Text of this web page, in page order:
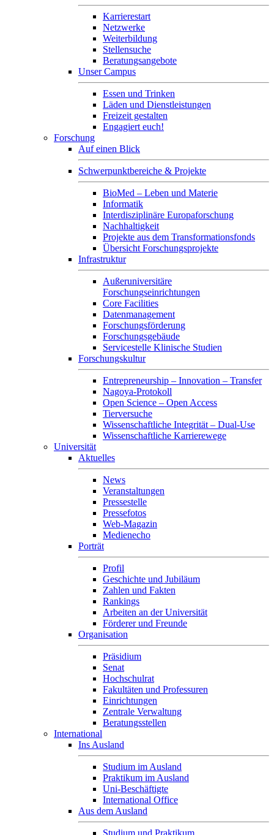
Karrierestart
Netzwerke
Weiterbildung
Stellensuche
Beratungsangebote
Unser Campus
Essen und Trinken
Läden und Dienstleistungen
Freizeit gestalten
Engagiert euch!
Forschung
Auf einen Blick
Schwerpunktbereiche & Projekte
BioMed – Leben und Materie
Informatik
Interdisziplinäre Europaforschung
Nachhaltigkeit
Projekte aus dem Transformationsfonds
Übersicht Forschungsprojekte
Infrastruktur
Außeruniversitäre
Forschungseinrichtungen
Core Facilities
Datenmanagement
Forschungsförderung
Forschungsgebäude
Servicestelle Klinische Studien
Forschungskultur
Entrepreneurship – Innovation – Transfer
Nagoya-Protokoll
Open Science – Open Access
Tierversuche
Wissenschaftliche Integrität – Dual-Use
Wissenschaftliche Karrierewege
Universität
Aktuelles
News
Veranstaltungen
Pressestelle
Pressefotos
Web-Magazin
Medienecho
Porträt
Profil
Geschichte und Jubiläum
Zahlen und Fakten
Rankings
Arbeiten an der Universität
Förderer und Freunde
Organisation
Präsidium
Senat
Hochschulrat
Fakultäten und Professuren
Einrichtungen
Zentrale Verwaltung
Beratungsstellen
International
Ins Ausland
Studium im Ausland
Praktikum im Ausland
Uni-Beschäftigte
International Office
Aus dem Ausland
Studium und Praktikum